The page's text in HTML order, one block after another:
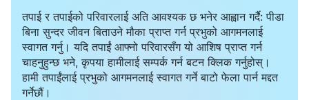
तपाई र तपाईको परिवारलाई अति आवश्यक छ भनेर आह्वान गर्दै: पीडा
बिना सुन्दर जीवन बिताउने मौका प्राप्त गर्न प्रभुको आगमनलाई
स्वागत गर्नु। यदि तपाईं आफ्नो परिवारसँग यो आशिष प्राप्त गर्न
चाहनुहुन्छ भने, कृपया हामीलाई सम्पर्क गर्न बटन क्लिक गर्नुहोस्।
हामी तपाईंलाई प्रभुको आगमनलाई स्वागत गर्ने बाटो फेला पार्न मद्दत
गर्नेछौं।